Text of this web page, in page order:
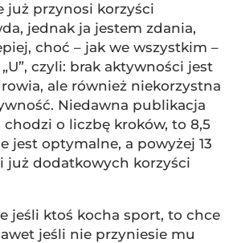
już przynosi korzyści
jednak ja jestem zdania,
choć – jak we wszystkim –
czyli: brak aktywności jest
ale również niekorzystna
Niedawna publikacja
chodzi o liczbę kroków, to 8,5
jest optymalne, a powyżej 13
już dodatkowych korzyści
jeśli ktoś kocha sport, to chce
jeśli nie przyniesie mu